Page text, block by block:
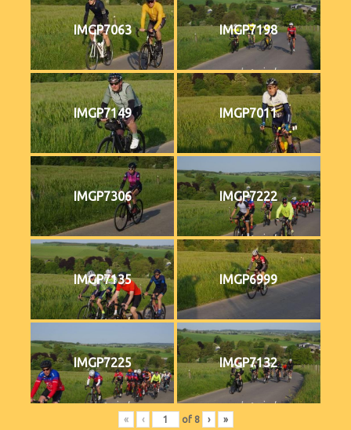
IMGP7063 IMGP7198
IMGP7149 IMGP7011
IMGP7306 IMGP7222
IMGP7135 IMGP6999
IMGP7225 IMGP7132
« ‹ of 8 › »